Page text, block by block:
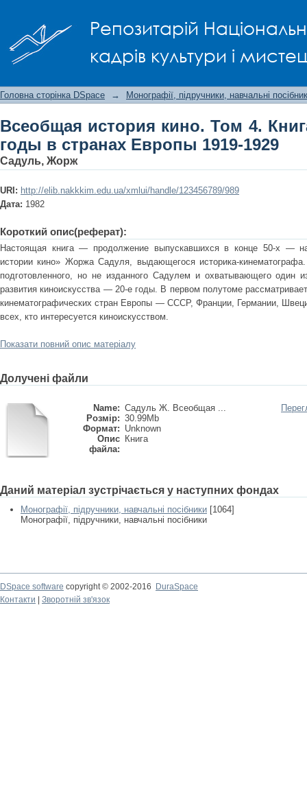
Репозитарій
кадрів культури і
Европы 1919-1929
Головна сторінка DSpace → Монографії, підручники, навчальні
Всеобщая история кино. Том 4.
годы в странах Европы 1919-1929
Садуль, Жорж
URI: http://elib.nakkkim.edu.ua/xmlui/handle/123456789/989
Дата: 1982
Короткий опис(реферат):
Настоящая книга — продолжение выпускавшихся в конце 50-х —
истории кино» Жоржа Садуля, выдающегося историка-
подготовленного, но не изданного Садулем и охватывающего один
развития киноискусства — 20-е годы. В первом полутоме
кинематографических стран Европы — СССР, Франции, Германии,
всех, кто интересуется киноискусством.
Показати повний опис матеріалу
Долучені файли
Name: Садуль Ж. Всеобщая ...
Розмір: 30.99Mb
Формат: Unknown
Опис
файла:
Книга
Даний матеріал зустрічається у наступних фондах
Монографії, підручники, навчальні посібники [1064]
Монографії, підручники, навчальні посібники
DSpace software copyright © 2002-2016
DuraSpace
Контакти
Зворотній зв'язок